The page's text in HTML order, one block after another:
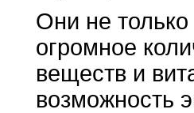
Они не
огромное
веществ и
возможность